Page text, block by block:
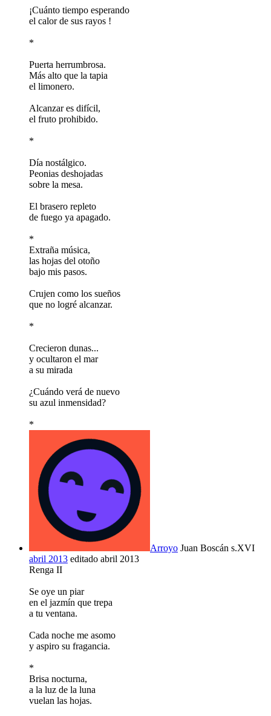
¡Cuánto tiempo esperando
el calor de sus rayos !
*
Puerta herrumbrosa.
Más alto que la tapia
el limonero.
Alcanzar es difícil,
el fruto prohibido.
*
Día nostálgico.
Peonias deshojadas
sobre la mesa.
El brasero repleto
de fuego ya apagado.
*
Extraña música,
las hojas del otoño
bajo mis pasos.
Crujen como los sueños
que no logré alcanzar.
*
Crecieron dunas...
y ocultaron el mar
a su mirada
¿Cuándo verá de nuevo
su azul inmensidad?
*
Arroyo Juan Boscán s.XVI
abril 2013 editado abril 2013
Renga II
Se oye un piar
en el jazmín que trepa
a tu ventana.
Cada noche me asomo
y aspiro su fragancia.
*
Brisa nocturna,
a la luz de la luna
vuelan las hojas.